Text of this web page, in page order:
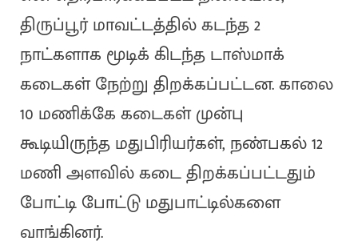
திருப்பூர் மாவட்டத்தில் கடந்த 2
நாட்களாக மூடிக் கிடந்த டாஸ்மாக்
கடைகள் நேற்று திறக்கப்பட்டன. காலை
10 மணிக்கே கடைகள் முன்பு
கூடியிருந்த மதுபிரியர்கள், நண்பகல் 12
மணி அளவில் கடை திறக்கப்பட்டதும்
போட்டி போட்டு மதுபாட்டில்களை
வாங்கினர்.